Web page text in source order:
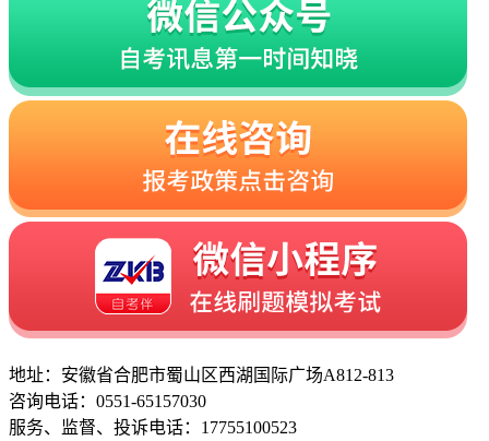
地址：安徽省合肥市蜀山区西湖国际广场A812-813
咨询电话：0551-65157030
服务、监督、投诉电话：17755100523